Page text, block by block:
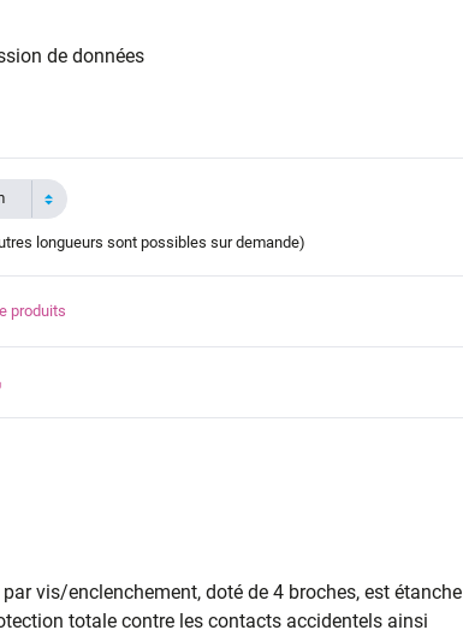
de données
longueurs sont possibles sur demande)
produits
vis/enclenchement, doté de 4 broches, est étanche
totale contre les contacts accidentels ainsi